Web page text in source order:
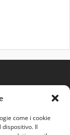
come i cookie
Il